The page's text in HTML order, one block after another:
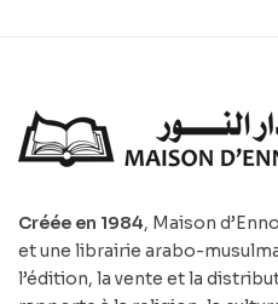
Créée en 1984, Maison
et une librairie arabo-
l’édition, la vente et la